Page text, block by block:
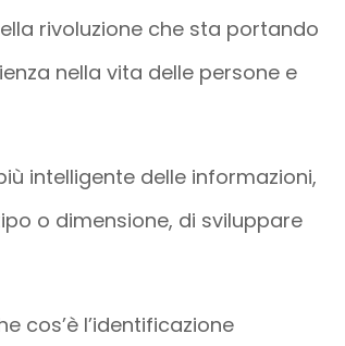
rivoluzione che sta portando
nella vita delle persone e
intelligente delle informazioni,
o dimensione, di sviluppare
cos’è l’identificazione